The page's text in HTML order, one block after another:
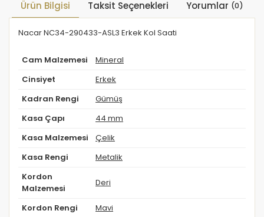
Ürün Bilgisi Taksit Seçenekleri Yorumlar (0)
Nacar NC34-290433-ASL3 Erkek Kol Saati
Cam Malzemesi Mineral
Cinsiyet Erkek
Kadran Rengi Gümüş
Kasa Çapı 44 mm
Kasa Malzemesi Çelik
Kasa Rengi Metalik
Kordon
Malzemesi
Deri
Kordon Rengi Mavi